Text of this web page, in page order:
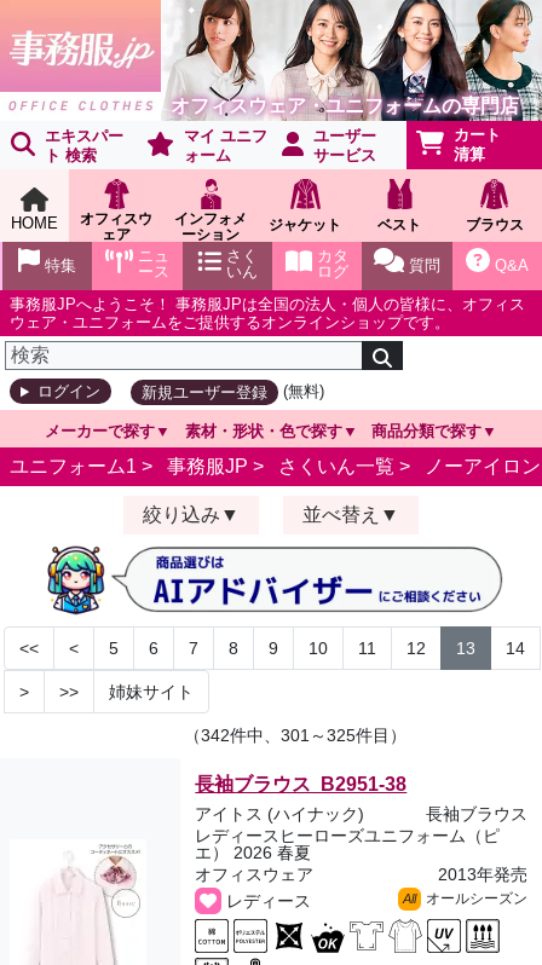
オフィスウェア・ユニフォームの専門店
エキスパー
ト 検索
マイ ユニフ
ォーム
ユーザー
サービス
カート
清算
HOME
オフィスウ
ェア
インフォメ
ーション
ショールー
ム
ジャケット ベスト ブラウス
Q&A
質問
カタ
ログ
さく
いん
ニュ
ース
特集
事務服JPへようこそ！ 事務服JPは全国の法人・個人の皆様に、オフィス
ウェア・ユニフォームをご提供するオンラインショップです。
ログイン 新規ユーザー登録 (無料)
メーカーで探す 素材・形状・色で探す 商品分類で探す
ユニフォーム1 > 事務服JP > さくいん一覧 > ノーアイロン
絞り込み 並べ替え
<< < 5 6 7 8 9 10 11 12 13 14
> >> 姉妹サイト
（342件中、301～325件目）
長袖ブラウス B2951-38
アイトス (ハイナック)
長袖ブラウス
レディースヒーローズユニフォーム（ピ
エ） 2026 春夏
オフィスウェア
2013年発売
レディース
All オールシーズン